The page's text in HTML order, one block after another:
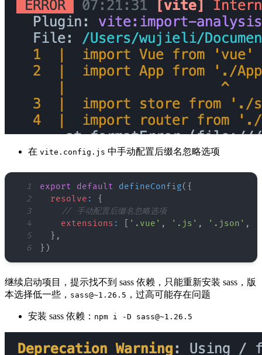
在 vite.config.js 中手动配置后缀名忽略选项
1 export default defineConfig( {
2
resolve :
{
3
// 手动配置后缀名忽略选项
4
extensions : '.vue' , '.js' , '.json' ,
5
} ,
6
} )
继续启动项目，提示找不到 sass 依赖，只能重新安装 sass，版
本选择低一些， sass@~1.26.5 ，过高可能存在问题
安装 sass 依赖： npm i -D sass@~1.26.5